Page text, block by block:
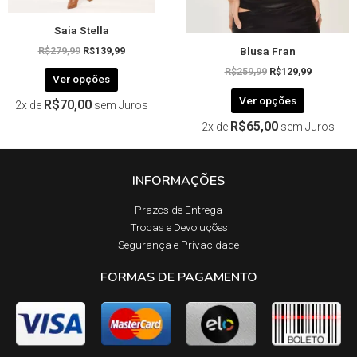
Saia Stella
R$279,99 R$139,99
Ver opções
produto
2x de R$70,00 sem Juros
Blusa Fran
R$259,99 R$129,99
Ver opções
página
do
2x de R$65,00 sem Juros
INFORMAÇÕES
Prazos de Entrega​
Trocas e Devoluções​
Segurança e Privacidade
FORMAS DE PAGAMENTO